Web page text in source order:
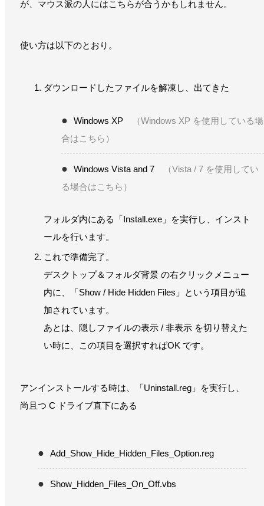
が、マウス派の人にはこちらが合うかもしれません。
使い方は以下のとおり。
ダウンロードしたファイルを解凍し、出てきた
Windows XP
（Windows XP を使用している場
合はこちら）
Windows Vista and 7
（Vista / 7 を使用してい
る場合はこちら）
フォルダ内にある「Install.exe」を実行し、インスト
ールを行います。
これで準備完了。
デスクトップ＆フォルダ背景 の右クリックメニュー
内に、「Show / Hide Hidden Files」という項目が追
加されています。
あとは、隠しファイルの表示 / 非表示 を切り替えた
い時に、この項目を選択すればOK です。
アンインストールする時は、「Uninstall.reg」を実行し、
尚且つ C ドライブ直下にある
Add_Show_Hide_Hidden_Files_Option.reg
Show_Hidden_Files_On_Off.vbs